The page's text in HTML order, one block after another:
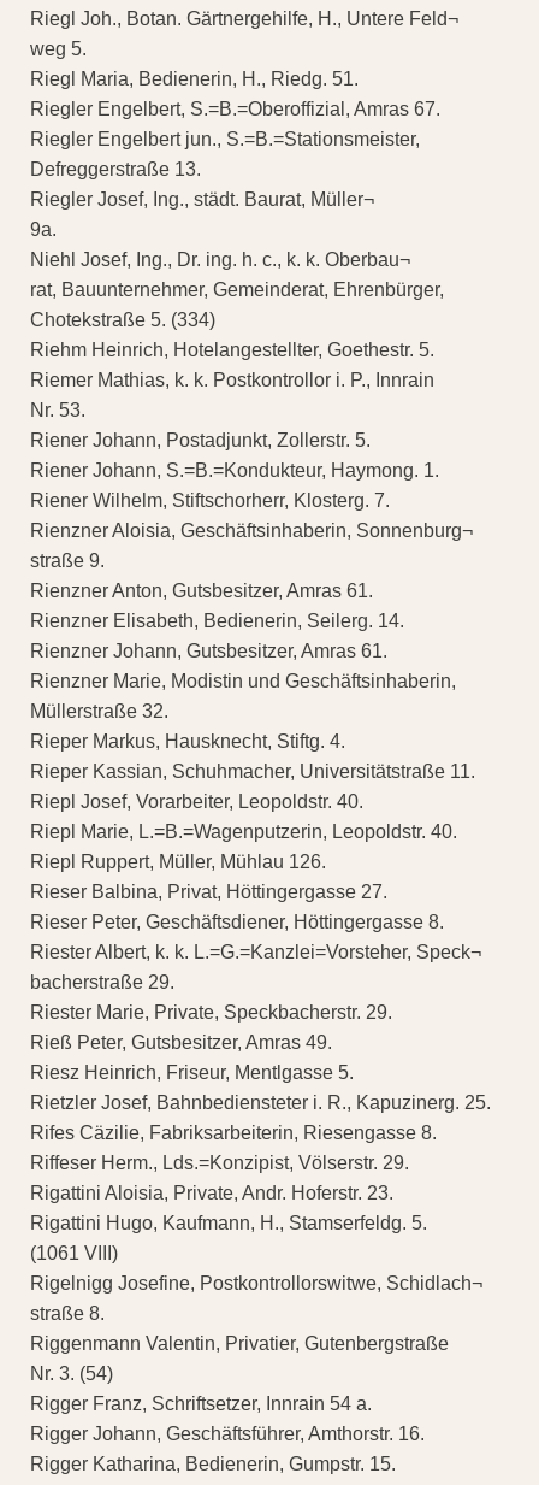
Riegl Joh., Botan. Gärtnergehilfe, H., Untere Feld¬
weg 5.
Riegl Maria, Bedienerin, H., Riedg. 51.
Riegler Engelbert, S.=B.=Oberoffizial, Amras 67.
Riegler Engelbert jun., S.=B.=Stationsmeister,
Defreggerstraße 13.
Riegler Josef, Ing., städt. Baurat, Müller¬
9a.
Niehl Josef, Ing., Dr. ing. h. c., k. k. Oberbau¬
rat, Bauunternehmer, Gemeinderat, Ehrenbürger,
Chotekstraße 5. (334)
Riehm Heinrich, Hotelangestellter, Goethestr. 5.
Riemer Mathias, k. k. Postkontrollor i. P., Innrain
Nr. 53.
Riener Johann, Postadjunkt, Zollerstr. 5.
Riener Johann, S.=B.=Kondukteur, Haymong. 1.
Riener Wilhelm, Stiftschorherr, Klosterg. 7.
Rienzner Aloisia, Geschäftsinhaberin, Sonnenburg¬
straße 9.
Rienzner Anton, Gutsbesitzer, Amras 61.
Rienzner Elisabeth, Bedienerin, Seilerg. 14.
Rienzner Johann, Gutsbesitzer, Amras 61.
Rienzner Marie, Modistin und Geschäftsinhaberin,
Müllerstraße 32.
Rieper Markus, Hausknecht, Stiftg. 4.
Rieper Kassian, Schuhmacher, Universitätstraße 11.
Riepl Josef, Vorarbeiter, Leopoldstr. 40.
Riepl Marie, L.=B.=Wagenputzerin, Leopoldstr. 40.
Riepl Ruppert, Müller, Mühlau 126.
Rieser Balbina, Privat, Höttingergasse 27.
Rieser Peter, Geschäftsdiener, Höttingergasse 8.
Riester Albert, k. k. L.=G.=Kanzlei=Vorsteher, Speck¬
bacherstraße 29.
Riester Marie, Private, Speckbacherstr. 29.
Rieß Peter, Gutsbesitzer, Amras 49.
Riesz Heinrich, Friseur, Mentlgasse 5.
Rietzler Josef, Bahnbediensteter i. R., Kapuzinerg. 25.
Rifes Cäzilie, Fabriksarbeiterin, Riesengasse 8.
Riffeser Herm., Lds.=Konzipist, Völserstr. 29.
Rigattini Aloisia, Private, Andr. Hoferstr. 23.
Rigattini Hugo, Kaufmann, H., Stamserfeldg. 5.
(1061 VIII)
Rigelnigg Josefine, Postkontrollorswitwe, Schidlach¬
straße 8.
Riggenmann Valentin, Privatier, Gutenbergstraße
Nr. 3. (54)
Rigger Franz, Schriftsetzer, Innrain 54 a.
Rigger Johann, Geschäftsführer, Amthorstr. 16.
Rigger Katharina, Bedienerin, Gumpstr. 15.